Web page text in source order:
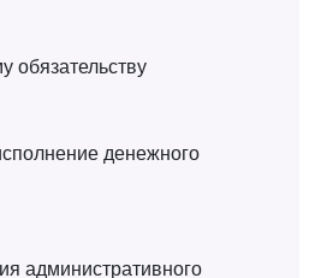
обязательству
денежного
административного